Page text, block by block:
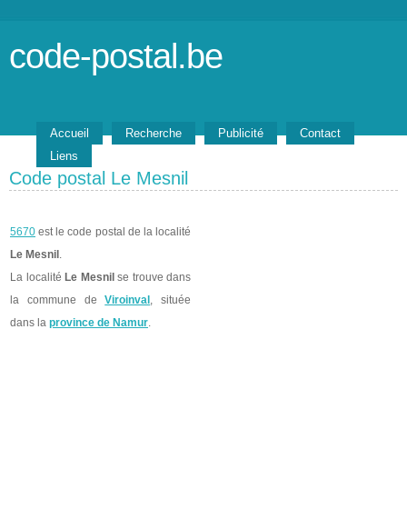
code-postal.be
Accueil Recherche Publicité
Contact
Liens
Code postal Le Mesnil
5670 est le code postal de la localité
Le Mesnil .
La localité Le Mesnil se trouve dans
la commune deViroinval , située
dans la province de Namur.